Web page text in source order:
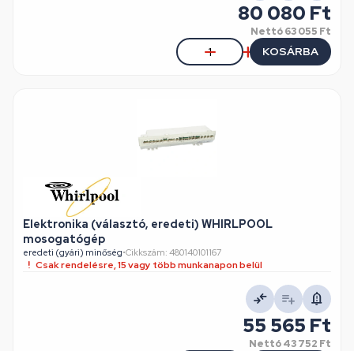
80 080 Ft
Nettó63 055 Ft
KOSÁRBA
Elektronika (választó, eredeti) WHIRLPOOL
mosogatógép
eredeti (gyári) minőség•Cikkszám: 480140101167
Csak rendelésre, 15 vagy több munkanapon belül
55 565 Ft
Nettó43 752 Ft